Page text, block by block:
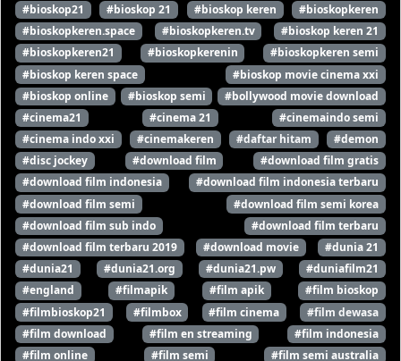
#bioskop21 #bioskop 21 #bioskop keren
#bioskopkeren
#bioskopkeren.space
#bioskopkeren.tv
#bioskop keren 21
#bioskopkeren21
#bioskopkerenin
#bioskopkeren semi
#bioskop keren space
#bioskop movie cinema xxi
#bioskop online
#bioskop semi
#bollywood movie download
#cinema21
#cinema 21
#cinemaindo semi
#cinema indo xxi
#cinemakeren #daftar hitam
#demon
#disc jockey
#download film
#download film gratis
#download film indonesia
#download film indonesia terbaru
#download film semi
#download film semi korea
#download film sub indo
#download film terbaru
#download film terbaru 2019
#download movie
#dunia 21
#dunia21
#dunia21.org #dunia21.pw
#duniafilm21
#england
#filmapik #film apik
#film bioskop
#filmbioskop21
#filmbox #film cinema
#film dewasa
#film download
#film en streaming
#film indonesia
#film online
#film semi
#film semi australia